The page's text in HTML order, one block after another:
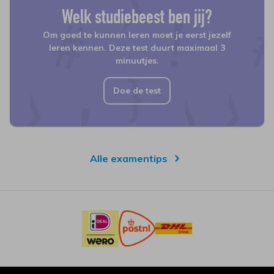
Welk studiebeest ben jij?
Om goed te kunnen leren moet je eerst jezelf
leren kennen. Deze test duurt maximaal 3
minuutjes.
Doe de test
Alle examentips